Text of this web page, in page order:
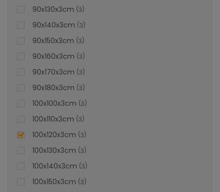
Cădițe de duș la comandă
996,47 lei
90x130x3cm 3
90x140x3cm 3
90x150x3cm 3
90x160x3cm 3
90x170x3cm 3
90x180x3cm 3
100x100x3cm 3
100x110x3cm 3
100x120x3cm 3
100x130x3cm 3
100x140x3cm 3
100x150x3cm 3